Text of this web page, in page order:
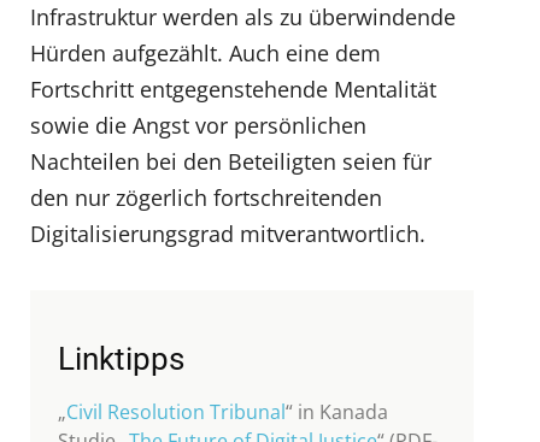
Infrastruktur werden als zu überwindende
Hürden aufgezählt. Auch eine dem
Fortschritt entgegenstehende Mentalität
sowie die Angst vor persönlichen
Nachteilen bei den Beteiligten seien für
den nur zögerlich fortschreitenden
Digitalisierungsgrad mitverantwortlich.
Linktipps
„Civil Resolution Tribunal“ in Kanada